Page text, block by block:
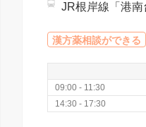
JR根岸線「港南
漢方薬相談ができる
09:00 - 11:30
14:30 - 17:30